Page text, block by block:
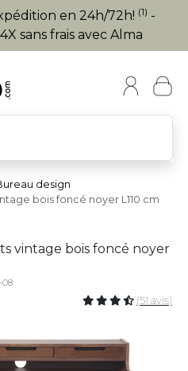
en 24h/72h! (1) -
sans frais avec Alma
design
bois foncé noyer L110 cm
vintage bois foncé noyer
08
(51 avis)